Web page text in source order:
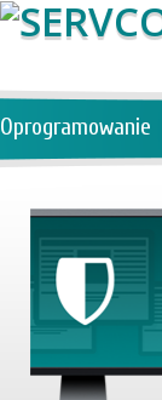
Oprogramowanie